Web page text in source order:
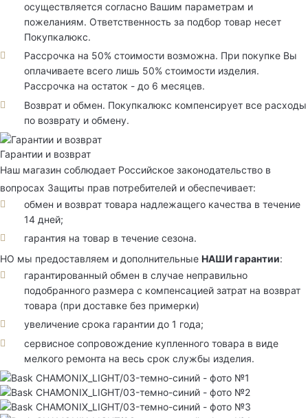
осуществляется согласно Вашим параметрам и
пожеланиям. Ответственность за подбор товар несет
Покупкалюкс.
Рассрочка на 50% стоимости возможна. При покупке Вы
оплачиваете всего лишь 50% стоимости изделия.
Рассрочка на остаток - до 6 месяцев.
Возврат и обмен. Покупкалюкс компенсирует все расходы
по возврату и обмену.
Гарантии и возврат
Наш магазин соблюдает Российское законодательство в
вопросах Защиты прав потребителей и обеспечивает:
обмен и возврат товара надлежащего качества в течение
14 дней;
гарантия на товар в течение сезона.
НО мы предоставляем и дополнительные НАШИ гарантии:
гарантированный обмен в случае неправильно
подобранного размера с компенсацией затрат на возврат
товара (при доставке без примерки)
увеличение срока гарантии до 1 года;
сервисное сопровождение купленного товара в виде
мелкого ремонта на весь срок службы изделия.